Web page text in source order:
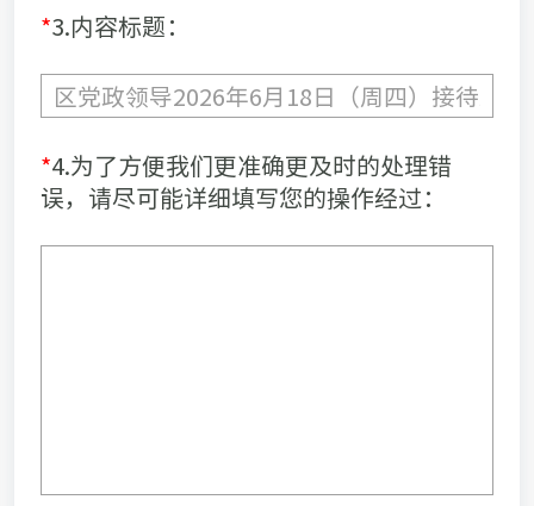
*3.内容标题：
*4.为了方便我们更准确更及时的处理错
误，请尽可能详细填写您的操作经过：